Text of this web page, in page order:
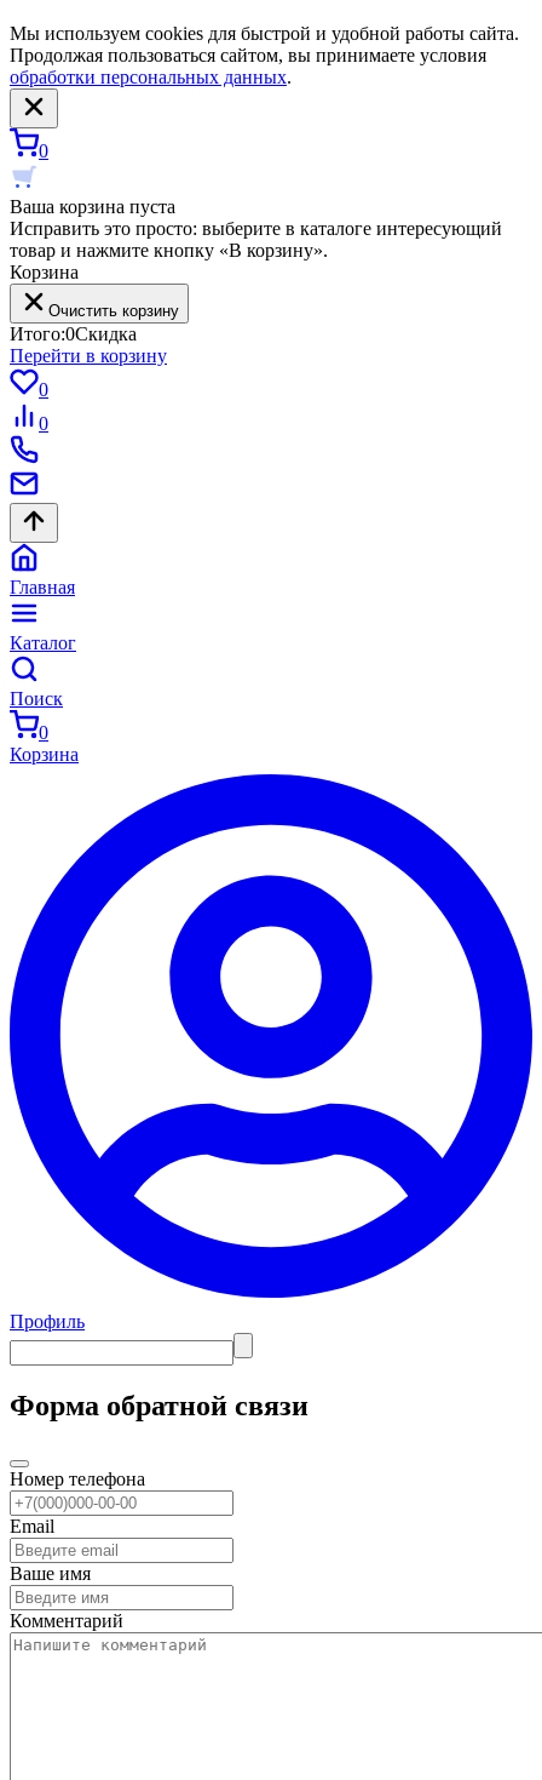
Мы используем cookies для быстрой и удобной работы сайта.
Продолжая пользоваться сайтом, вы принимаете условия
обработки персональных данных.
0
Ваша корзина пуста
Исправить это просто: выберите в каталоге интересующий
товар и нажмите кнопку «В корзину».
Корзина
Очистить корзину
Итого:0Скидка
Перейти в корзину
0
0
Главная
Каталог
Поиск
0
Корзина
Профиль
Форма обратной связи
Номер телефона
Email
Ваше имя
Комментарий